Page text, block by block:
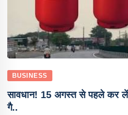
BUSINESS
सावधान! 15 अगस्त से पहले कर
गै..